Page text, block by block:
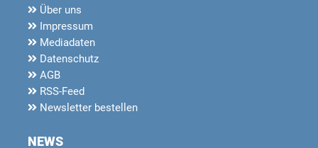
Über uns
Impressum
Mediadaten
Datenschutz
AGB
RSS-Feed
Newsletter bestellen
NEWS